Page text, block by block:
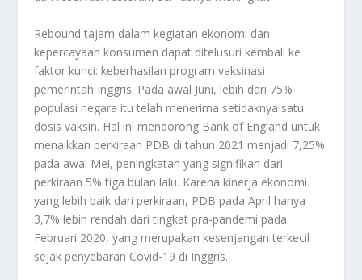
Rebound tajam dalam kegiatan ekonomi dan
kepercayaan konsumen dapat ditelusuri kembali ke
faktor kunci: keberhasilan program vaksinasi
pemerintah Inggris. Pada awal Juni, lebih dari 75%
populasi negara itu telah menerima setidaknya satu
dosis vaksin. Hal ini mendorong Bank of England untuk
menaikkan perkiraan PDB di tahun 2021 menjadi 7,25%
pada awal Mei, peningkatan yang signifikan dari
perkiraan 5% tiga bulan lalu. Karena kinerja ekonomi
yang lebih baik dari perkiraan, PDB pada April hanya
3,7% lebih rendah dari tingkat pra-pandemi pada
Februari 2020, yang merupakan kesenjangan terkecil
sejak penyebaran Covid-19 di Inggris.